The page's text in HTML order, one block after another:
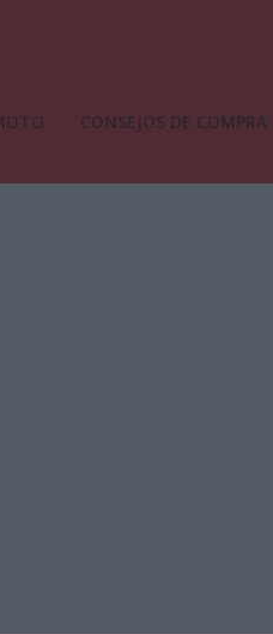
CONSEJOS DE COMPRA